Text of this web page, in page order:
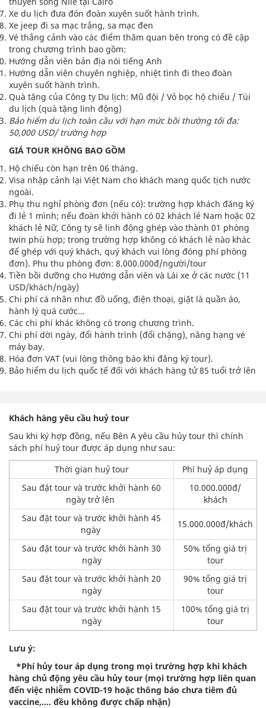
Xe du lịch đưa đón đoàn xuyên suốt hành trình.
Xe jeep đi sa mạc trắng, sa mạc đen
Vé thắng cảnh vào các điểm thăm quan bên trong có đề cập
trong chương trình bao gồm:
Hướng dẫn viên bản địa nói tiếng Anh
Hướng dẫn viên chuyên nghiệp, nhiệt tình đi theo đoàn
xuyên suốt hành trình.
Quà tặng của Công ty Du lịch: Mũ đội / Vỏ bọc hộ chiếu / Túi
du lịch (quà tặng linh động)
Bảo hiểm du lịch toàn cầu với hạn mức bồi thường tối đa:
50,000 USD/ trường hợp
GIÁ TOUR KHÔNG BAO GỒM
Hộ chiếu còn hạn trên 06 tháng.
Visa nhập cảnh lại Việt Nam cho khách mang quốc tịch nước
ngoài.
Phụ thu nghỉ phòng đơn (nếu có): trường hợp khách đăng ký
đi lẻ 1 mình; nếu đoàn khởi hành có 02 khách lẻ Nam hoặc 02
khách lẻ Nữ, Công ty sẽ linh động ghép vào thành 01 phòng
twin phù hợp; trong trường hợp không có khách lẻ nào khác
để ghép với quý khách, quý khách vui lòng đóng phí phòng
đơn). Phu thu phòng đơn: 8.000.000đ/người/tour
Tiền bồi dưỡng cho Hướng dẫn viên và Lái xe ở các nước (11
USD/khách/ngày)
Chi phí cá nhân như: đồ uống, điện thoại, giặt là quần áo,
hành lý quá cước…
Các chi phí khác không có trong chương trình.
Chi phí dời ngày, đổi hành trình (đổi chặng), nâng hạng vé
máy bay.
Hóa đơn VAT (vui lòng thông báo khi đăng ký tour).
Bảo hiểm du lịch quốc tế đối với khách hàng tử 85 tuổi trở lên
Khách hàng yêu cầu huỷ tour
Sau khi ký hợp đồng, nếu Bên A yêu cầu hủy tour thì chính
sách phí huỷ tour được áp dụng như sau:
Thời gian huỷ tour
Phí huỷ áp dụng
Sau đặt tour và trước khởi hành 60
ngày trở lên
10.000.000đ/
khách
Sau đặt tour và trước khởi hành 45
ngày
15.000.000đ/khách
Sau đặt tour và trước khởi hành 30
ngày
50% tổng giá trị
tour
Sau đặt tour và trước khởi hành 20
ngày
90% tổng giá trị
tour
Sau đặt tour và trước khởi hành 15
ngày
100% tổng giá trị
tour
Lưu ý:
*Phí hủy tour áp dụng trong mọi trường hợp khi khách
hàng chủ động yêu cầu hủy tour (mọi trường hợp liên quan
đến việc nhiễm COVID-19 hoặc thông báo chưa tiêm đủ
vaccine,…. đều không được chấp nhận)